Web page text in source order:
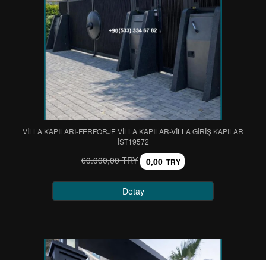
VİLLA KAPILARI-FERFORJE VİLLA KAPILAR-VİLLA GİRİŞ KAPILAR
IST19572
60.000,00 TRY 0,00 TRY
Detay